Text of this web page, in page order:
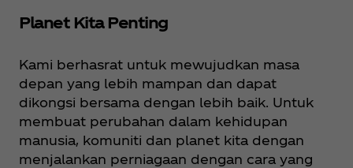
Planet Kita Penting
Kami berhasrat untuk mewujudkan masa
depan yang lebih mampan dan dapat
dikongsi bersama dengan lebih baik. Untuk
membuat perubahan dalam kehidupan
manusia, komuniti dan planet kita dengan
menjalankan perniagaan dengan cara yang